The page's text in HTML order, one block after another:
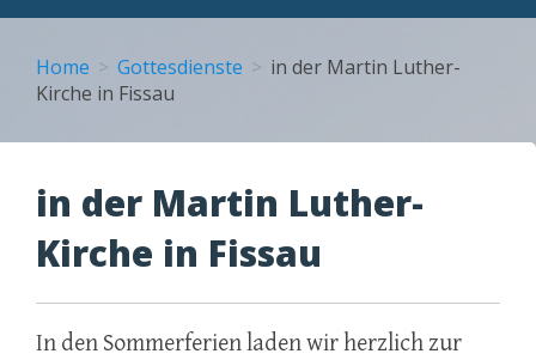
Home Gottesdienste
in der Martin Luther-
Kirche in Fissau
in der Martin Luther-
Kirche in Fissau
In den Sommerferien laden wir herzlich zur